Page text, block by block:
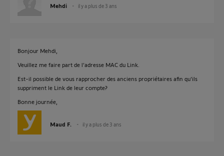
Mehdi il y a plus de 3 ans
Bonjour Mehdi,
Veuillez me faire part de l'adresse MAC du Link.
Est-il possible de vous rapprocher des anciens propriétaires afin qu'ils
suppriment le Link de leur compte?
Bonne journée,
Maud F. il y a plus de 3 ans